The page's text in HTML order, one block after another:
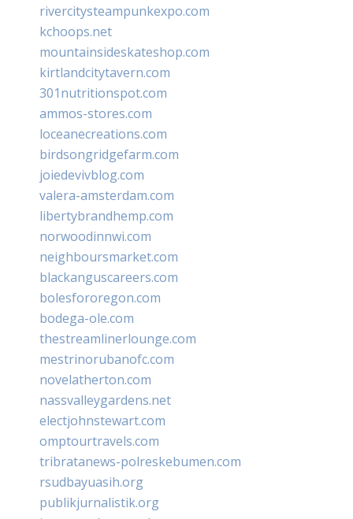
rivercitysteampunkexpo.com
kchoops.net
mountainsideskateshop.com
kirtlandcitytavern.com
301nutritionspot.com
ammos-stores.com
loceanecreations.com
birdsongridgefarm.com
joiedevivblog.com
valera-amsterdam.com
libertybrandhemp.com
norwoodinnwi.com
neighboursmarket.com
blackanguscareers.com
bolesfororegon.com
bodega-ole.com
thestreamlinerlounge.com
mestrinorubanofc.com
novelatherton.com
nassvalleygardens.net
electjohnstewart.com
omptourtravels.com
tribratanews-polreskebumen.com
rsudbayuasih.org
publikjurnalistik.org